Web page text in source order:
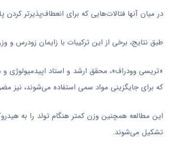
در میان آنها فتالات‌هایی که برای انعطاف‌پذیرتر
طبق نتایج، برخی از این ترکیبات با زایمان زودرس و
«تریسی وودراف»، محقق ارشد و استاد اپیدمیولوژی
که برای جایگزینی مواد سمی استفاده می‌شوند، نیز
تشکیل می‌شوند.